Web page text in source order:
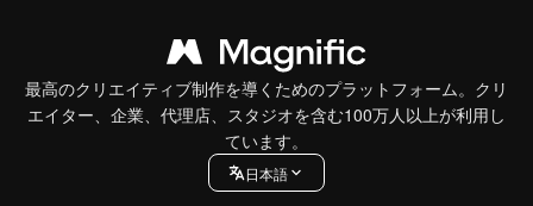
最高のクリエイティブ制作を導くためのプラットフォーム。クリ
エイター、企業、代理店、スタジオを含む100万人以上が利用し
ています。
日本語